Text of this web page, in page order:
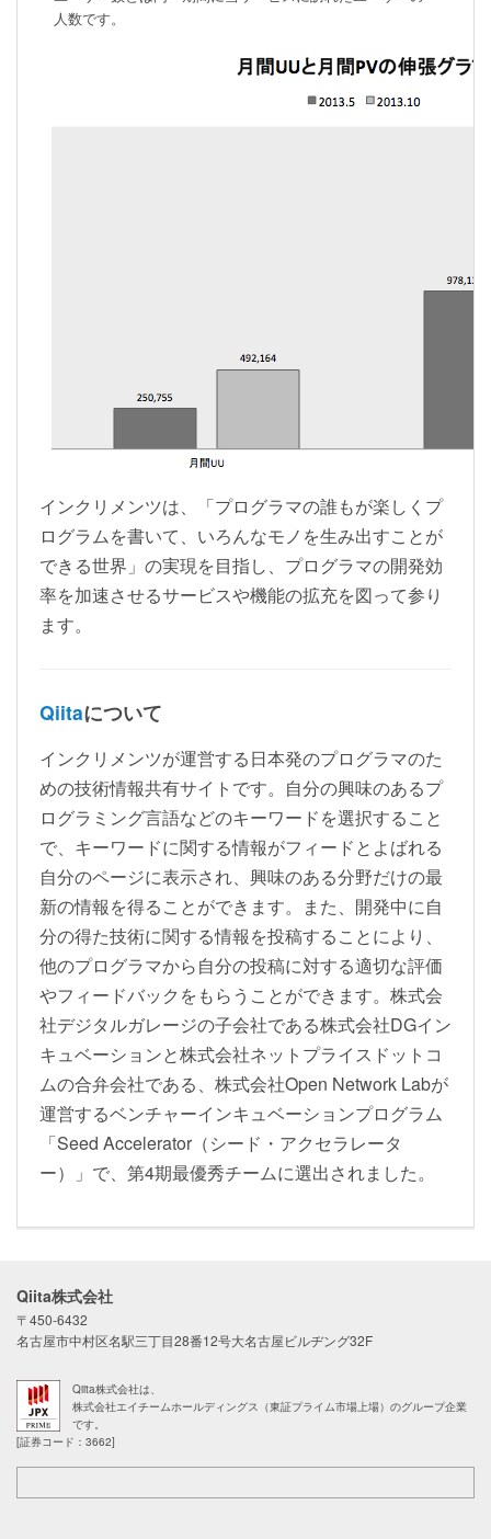
人数です。
インクリメンツは、「プログラマの誰もが楽しくプ
ログラムを書いて、いろんなモノを生み出すことが
できる世界」の実現を目指し、プログラマの開発効
率を加速させるサービスや機能の拡充を図って参り
ます。
Qiitaについて
インクリメンツが運営する日本発のプログラマのた
めの技術情報共有サイトです。自分の興味のあるプ
ログラミング言語などのキーワードを選択すること
で、キーワードに関する情報がフィードとよばれる
自分のページに表示され、興味のある分野だけの最
新の情報を得ることができます。また、開発中に自
分の得た技術に関する情報を投稿することにより、
他のプログラマから自分の投稿に対する適切な評価
やフィードバックをもらうことができます。株式会
社デジタルガレージの子会社である株式会社DGイン
キュベーションと株式会社ネットプライスドットコ
ムの合弁会社である、株式会社Open Network Labが
運営するベンチャーインキュベーションプログラム
「Seed Accelerator（シード・アクセラレータ
ー）」で、第4期最優秀チームに選出されました。
Qiita株式会社
〒450-6432
名古屋市中村区名駅三丁目28番12号大名古屋ビルヂング32F
Qiita株式会社は、
株式会社エイチームホールディングス（東証プライム市場上場）のグループ企業
です。
[証券コード：3662]